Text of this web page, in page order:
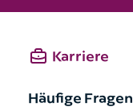
Karriere
Häufige Fragen